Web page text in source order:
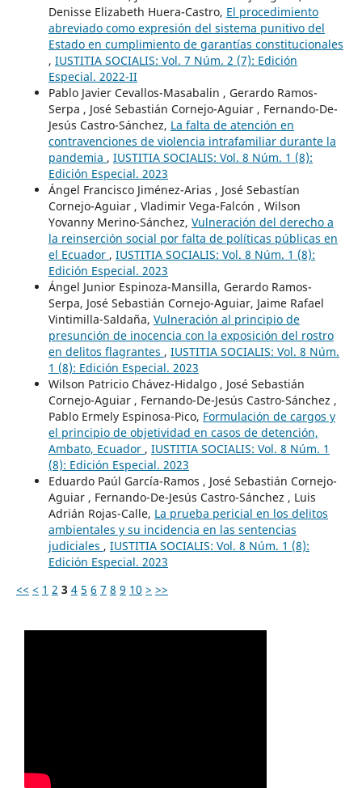
Denisse Elizabeth Huera-Castro, El procedimiento
abreviado como expresión del sistema punitivo del
Estado en cumplimiento de garantías constitucionales
, IUSTITIA SOCIALIS: Vol. 7 Núm. 2 (7): Edición
Especial. 2022-II
Pablo Javier Cevallos-Masabalin , Gerardo Ramos-
Serpa , José Sebastián Cornejo-Aguiar , Fernando-De-
Jesús Castro-Sánchez, La falta de atención en
contravenciones de violencia intrafamiliar durante la
pandemia , IUSTITIA SOCIALIS: Vol. 8 Núm. 1 (8):
Edición Especial. 2023
Ángel Francisco Jiménez-Arias , José Sebastían
Cornejo-Aguiar , Vladimir Vega-Falcón , Wilson
Yovanny Merino-Sánchez, Vulneración del derecho a
la reinserción social por falta de políticas públicas en
el Ecuador , IUSTITIA SOCIALIS: Vol. 8 Núm. 1 (8):
Edición Especial. 2023
Ángel Junior Espinoza-Mansilla, Gerardo Ramos-
Serpa, José Sebastián Cornejo-Aguiar, Jaime Rafael
Vintimilla-Saldaña, Vulneración al principio de
presunción de inocencia con la exposición del rostro
en delitos flagrantes , IUSTITIA SOCIALIS: Vol. 8 Núm.
1 (8): Edición Especial. 2023
Wilson Patricio Chávez-Hidalgo , José Sebastián
Cornejo-Aguiar , Fernando-De-Jesús Castro-Sánchez ,
Pablo Ermely Espinosa-Pico, Formulación de cargos y
el principio de objetividad en casos de detención,
Ambato, Ecuador , IUSTITIA SOCIALIS: Vol. 8 Núm. 1
(8): Edición Especial. 2023
Eduardo Paúl García-Ramos , José Sebastián Cornejo-
Aguiar , Fernando-De-Jesús Castro-Sánchez , Luis
Adrián Rojas-Calle, La prueba pericial en los delitos
ambientales y su incidencia en las sentencias
judiciales , IUSTITIA SOCIALIS: Vol. 8 Núm. 1 (8):
Edición Especial. 2023
<< < 1 2 3 4 5 6 7 8 9 10 > >>